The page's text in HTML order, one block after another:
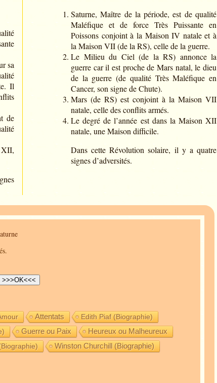
sa
Il
de
XII,
Saturne, Maître de la période, est de qualité
Maléfique et de force Très Puissante en
Poissons conjoint à la Maison IV natale et à
la Maison VII (de la RS), celle de la guerre.
Le Milieu du Ciel (de la RS) annonce la
guerre car il est proche de Mars natal, le dieu
de la guerre (de qualité Très Maléfique en
Cancer, son signe de Chute).
Mars (de RS) est conjoint à la Maison VII
natale, celle des conflits armés.
Le degré de l’année est dans la Maison XII
natale, une Maison difficile.
Dans cette Révolution solaire, il y a quatre
signes d’adversités.
Attentats
Edith Piaf (Biographie)
Guerre ou Paix
Heureux ou Malheureux
Winston Churchill (Biographie)